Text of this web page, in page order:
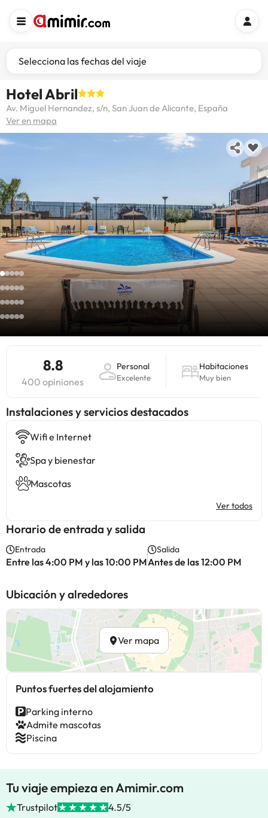
Selecciona las fechas del viaje
Hotel Abril
Av. Miguel Hernandez, s/n, San Juan de Alicante, España
Ver en mapa
8.8
400 opiniones
Personal
Excelente
Habitaciones
Muy bien
Instalaciones y servicios destacados
Wifi e Internet
Spa y bienestar
Mascotas
Ver todos
Horario de entrada y salida
Entrada
Entre las 4:00 PM y las 10:00 PM
Salida
Antes de las 12:00 PM
Ubicación y alrededores
Ver mapa
Puntos fuertes del alojamiento
Parking interno
Admite mascotas
Piscina
Tu viaje empieza en Amimir.com
Trustpilot 4.5/5